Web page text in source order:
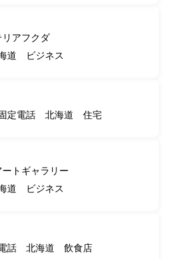
アフクダ
道 ビジネス
定電話 北海道 住宅
トギャラリー
道 ビジネス
話 北海道 飲食店